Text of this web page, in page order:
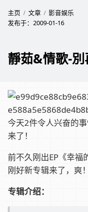
主页 文章
影音娱乐
发布于： 2009-01-16
靜茹&情歌-
今天2件令人兴奋的
来了！
前不久刚出EP《幸福
刚好新专辑来了，爽！
专辑介绍：